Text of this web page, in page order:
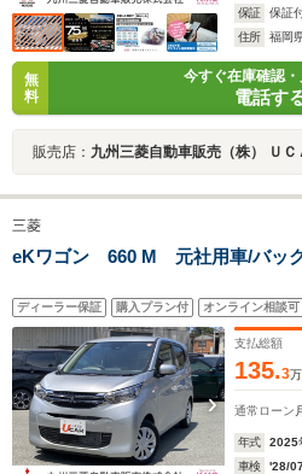
保証
保証
住所
福岡
無
料
今すぐ在庫確認
電話す
販売店： 九州三菱自動車販売（株） Ｕ
三菱
eKワゴン 660 M 元社用車/バッ
ディーラー保証 購入プラン付 オンライン相談可
支払総額
135.3
通常ローン
年式 2025
車検
'28/